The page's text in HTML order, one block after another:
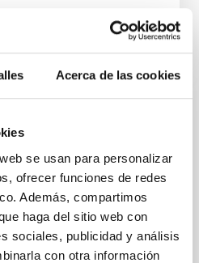
Acerca de las cookies
se usan para personalizar
ofrecer funciones de redes
Además, compartimos
haga del sitio web con
sociales, publicidad y análisis
con otra información
LA PALMA) - FIJO
031
para el ingreso, como
puesto de trabajo con la